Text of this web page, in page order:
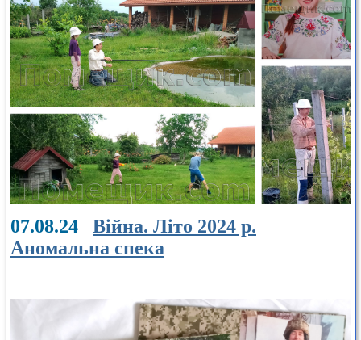
07.08.24 Війна. Літо 2024 р.
Аномальна спека